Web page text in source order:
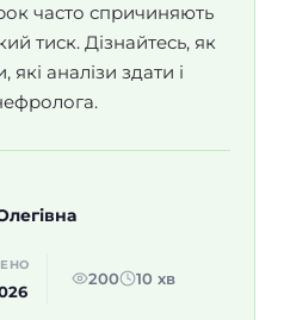
часто спричиняють
тиск. Дізнайтесь, як
які аналізи здати і
200 10 хв